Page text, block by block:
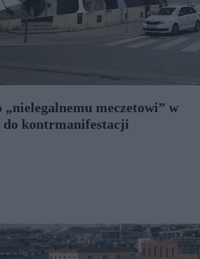
meczetowi” w
do kontrmanifestacji